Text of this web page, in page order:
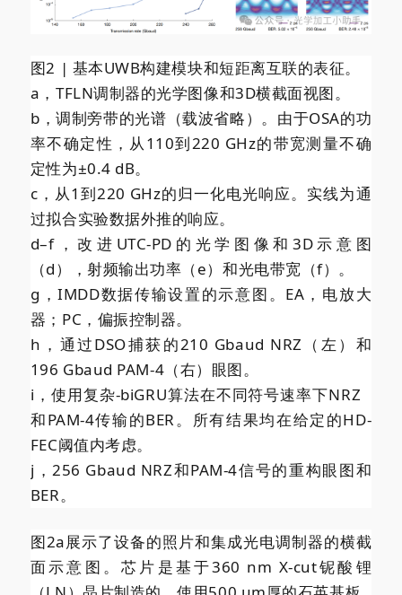
图2 | 基本UWB构建模块和短距离互联的表征。
a，TFLN调制器的光学图像和3D横截面视图。
b，调制旁带的光谱（载波省略）。由于OSA的功
率不确定性，从110到220 GHz的带宽测量不确
定性为±0.4 dB。
c，从1到220 GHz的归一化电光响应。实线为通
过拟合实验数据外推的响应。
d–f，改进UTC-PD的光学图像和3D示意图
（d），射频输出功率（e）和光电带宽（f）。
g，IMDD数据传输设置的示意图。EA，电放大
器；PC，偏振控制器。
h，通过DSO捕获的210 Gbaud NRZ（左）和
196 Gbaud PAM-4（右）眼图。
i，使用复杂-biGRU算法在不同符号速率下NRZ
和PAM-4传输的BER。所有结果均在给定的HD-
FEC阈值内考虑。
j，256 Gbaud NRZ和PAM-4信号的重构眼图和
BER。
图2a展示了设备的照片和集成光电调制器的横截
面示意图。芯片是基于360 nm X-cut铌酸锂